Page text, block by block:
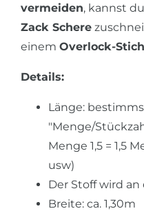
vermeiden, kannst
Zack Schere
einem Overlock-
Details:
Länge:
"Menge/
Menge 1,5 = 1,5
usw)
Der Stoff wird
Breite: ca. 1,30m